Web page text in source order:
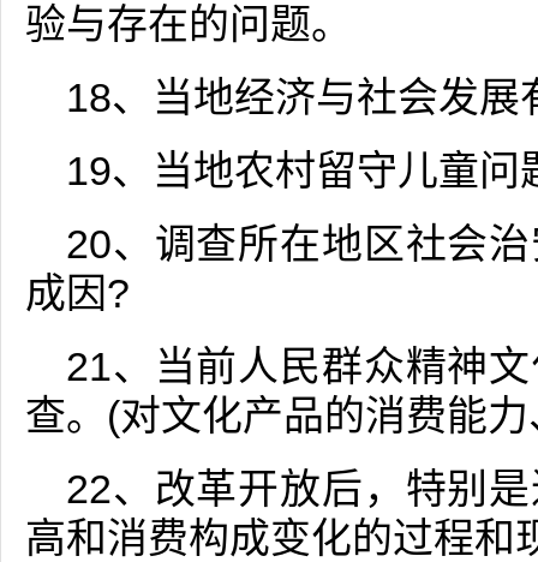
验与存在的问题。
18、当地经济与社会发展
19、当地农村留守儿童问
20、调查所在地区社会
成因?
21、当前人民群众精神
查。(对文化产品的消费能
22、改革开放后，特别
高和消费构成变化的过程和